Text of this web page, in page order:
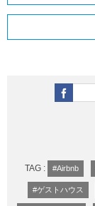
TAG : #Airbnb
#ゲストハウス